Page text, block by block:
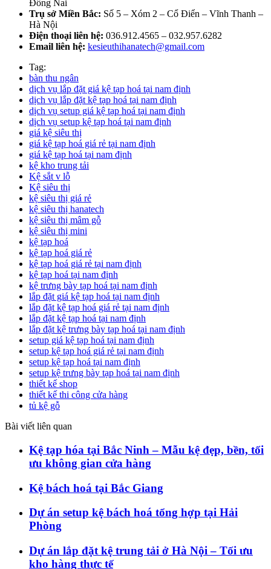
Đồng Nai
Trụ sở Miền Bắc: Số 5 – Xóm 2 – Cổ Điển – Vĩnh Thanh –
Hà Nội
Điện thoại liên hệ: 036.912.4565 – 032.957.6282
Email liên hệ: kesieuthihanatech@gmail.com
Tag:
bàn thu ngân
dịch vụ lắp đặt giá kệ tạp hoá tại nam định
dịch vụ lắp đặt kệ tạp hoá tại nam định
dịch vụ setup giá kệ tạp hoá tại nam định
dịch vụ setup kệ tạp hoá tại nam định
giá kệ siêu thị
giá kệ tạp hoá giá rẻ tại nam định
giá kệ tạp hoá tại nam định
kệ kho trung tải
Kệ sắt v lỗ
Kệ siêu thị
kệ siêu thị giá rẻ
kệ siêu thị hanatech
kệ siêu thị mâm gỗ
kệ siêu thị mini
kệ tạp hoá
kệ tạp hoá giá rẻ
kệ tạp hoá giá rẻ tại nam định
kệ tạp hoá tại nam định
kệ trưng bày tạp hoá tại nam định
lắp đặt giá kệ tạp hoá tại nam định
lắp đặt kệ tạp hoá giá rẻ tại nam định
lắp đặt kệ tạp hoá tại nam định
lắp đặt kệ trưng bày tạp hoá tại nam định
setup giá kệ tạp hoá tại nam định
setup kệ tạp hoá giá rẻ tại nam định
setup kệ tạp hoá tại nam định
setup kệ trưng bày tạp hoá tại nam định
thiết kế shop
thiết kế thi công cửa hàng
tủ kệ gỗ
Bài viết liên quan
Kệ tạp hóa tại Bắc Ninh – Mẫu kệ đẹp, bền, tối
ưu không gian cửa hàng
Kệ bách hoá tại Bắc Giang
Dự án setup kệ bách hoá tổng hợp tại Hải
Phòng
Dự án lắp đặt kệ trung tải ở Hà Nội – Tối ưu
kho hàng thực tế